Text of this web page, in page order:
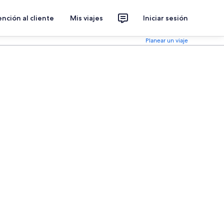
al cliente Mis viajes Iniciar sesión
Planear un viaje